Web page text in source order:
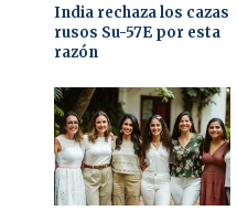
India rechaza los cazas
rusos Su-57E por esta
razón